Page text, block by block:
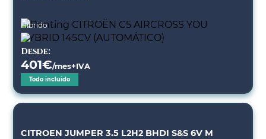
Híbrido
Desde:
401€/mes+IVA
Todo incluido
CITROEN JUMPER 3.5 L2H2 BHDI S&S 6V M